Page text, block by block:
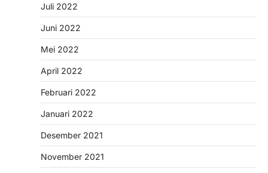
Juli 2022
Juni 2022
Mei 2022
April 2022
Februari 2022
Januari 2022
Desember 2021
November 2021